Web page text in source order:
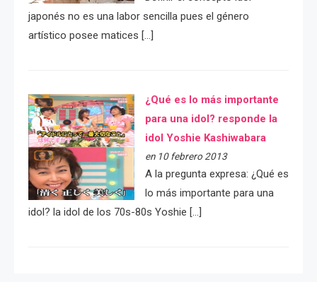
japonés no es una labor sencilla pues el género
artístico posee matices […]
¿Qué es lo más importante
para una idol? responde la
idol Yoshie Kashiwabara
en 10 febrero 2013
A la pregunta expresa: ¿Qué es
lo más importante para una
idol? la idol de los 70s-80s Yoshie […]